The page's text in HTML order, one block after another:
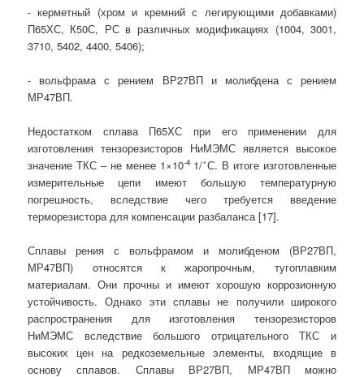
- керметный (хром и кремний с легирующими добавками)
П65ХС, К50С, РС в различных модификациях (1004, 3001,
3710, 5402, 4400, 5406);
- вольфрама с рением ВР27ВП и молибдена с рением
МР47ВП.
Недостатком сплава П65ХС при его применении для
изготовления тензорезисторов НиМЭМС является высокое
значение ТКС – не менее 1×10-4 1/◦С. В итоге изготовленные
измерительные цепи имеют большую температурную
погрешность, вследствие чего требуется введение
терморезистора для компенсации разбаланса [17].
Сплавы рения с вольфрамом и молибденом (ВР27ВП,
МР47ВП) относятся к жаропрочным, тугоплавким
материалам. Они прочны и имеют хорошую коррозионную
устойчивость. Однако эти сплавы не получили широкого
распространения для изготовления тензорезисторов
НиМЭМС вследствие большого отрицательного ТКС и
высоких цен на редкоземельные элементы, входящие в
основу сплавов. Сплавы ВР27ВП, МР47ВП можно